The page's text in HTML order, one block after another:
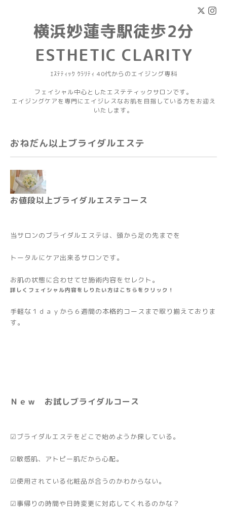
横浜妙蓮寺駅徒歩2分
ESTHETIC CLARITY
ｴｽﾃﾃｨｯｸ ｸﾗﾘﾃｨ 40代からのエイジング専科
フェイシャル中心としたエステティックサロンです。
エイジングケアを専門にエイジレスなお肌を目指している方をお迎え
いたします。
おねだん以上ブライダルエステ
お値段以上ブライダルエステコース
当サロンのブライダルエステは、頭から足の先までを
トータルにケア出来るサロンです。
お肌の状態に合わせてせ施術内容をセレクト。
詳しくフェイシャル内容をしりたい方はこちらをクリック！
手軽な１ｄａｙから６週間の本格的コースまで取り揃えておりま
す。
Ｎｅｗ お試しブライダルコース
☑ブライダルエステをどこで始めようか探している。
☑敏感肌、アトピー肌だから心配。
☑使用されている化粧品が合うのかわからない。
☑事帰りの時間や日時変更に対応してくれるのかな？